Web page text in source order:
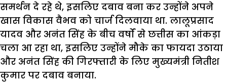
समर्थन दे रहे थे, इसलिए दबाव बना कर उन्होंने अपने
खास विकास वैभव को चार्ज दिलवाया था. लालूप्रसाद
यादव और अनंत सिंह के बीच वर्षों से छत्तीस का आंकड़ा
चला आ रहा था, इसलिए उन्होंने मौके का फायदा उठाया
और अनंत सिंह की गिरफ्तारी के लिए मुख्यमंत्री नितीश
कुमार पर दबाव बनाया.